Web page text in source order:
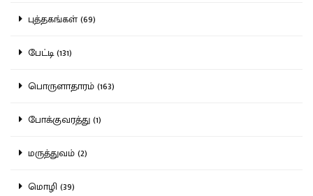
புத்தகங்கள் (69)
பேட்டி (131)
பொருளாதாரம் (163)
போக்குவரத்து (1)
மருத்துவம் (2)
மொழி (39)